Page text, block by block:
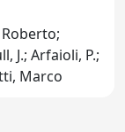
J.; Arfaioli, P.;
Marco